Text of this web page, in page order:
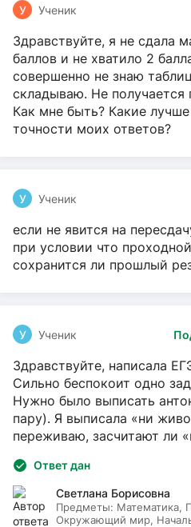
У Ученик
Здравствуйте, я не сдала
баллов и не хватило 2
совершенно не знаю
складываю. Не получается
Как мне быть? Какие
точности моих ответов?
У Ученик
если не явится на
при условии что
сохранится ли прошлый
У Ученик
Здравствуйте, написала
Сильно беспокоит одно
Нужно было выписать
пару). Я выписала «ни
переживаю, засчитают ли
Ответ дан
Светлана Борисовна
Предметы: Математика,
Окружающий мир,